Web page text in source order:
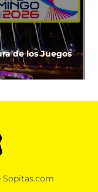
de los Juegos
Sopitas.com